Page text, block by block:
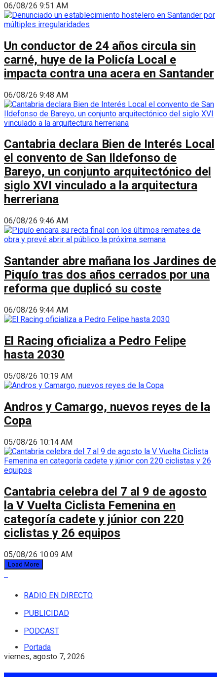
06/08/26 9:51 AM
Un conductor de 24 años circula sin
carné, huye de la Policía Local e
impacta contra una acera en Santander
06/08/26 9:48 AM
Cantabria declara Bien de Interés Local
el convento de San Ildefonso de
Bareyo, un conjunto arquitectónico del
siglo XVI vinculado a la arquitectura
herreriana
06/08/26 9:46 AM
Santander abre mañana los Jardines de
Piquío tras dos años cerrados por una
reforma que duplicó su coste
06/08/26 9:44 AM
El Racing oficializa a Pedro Felipe
hasta 2030
05/08/26 10:19 AM
Andros y Camargo, nuevos reyes de la
Copa
05/08/26 10:14 AM
Cantabria celebra del 7 al 9 de agosto
la V Vuelta Ciclista Femenina en
categoría cadete y júnior con 220
ciclistas y 26 equipos
05/08/26 10:09 AM
Load More
RADIO EN DIRECTO
PUBLICIDAD
PODCAST
viernes, agosto 7, 2026
Portada